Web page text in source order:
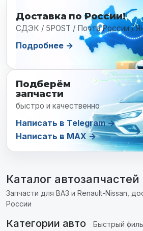
Доставка по России!
СДЭК / 5POST / Почта России /
Подробнее →
Подберём
запчасти
быстро и качественно
Написать в Telegram →
Написать в MAX →
Каталог автозапчастей
Запчасти для ВАЗ и Renault-Nissan,
России
Категории авто Быстрый